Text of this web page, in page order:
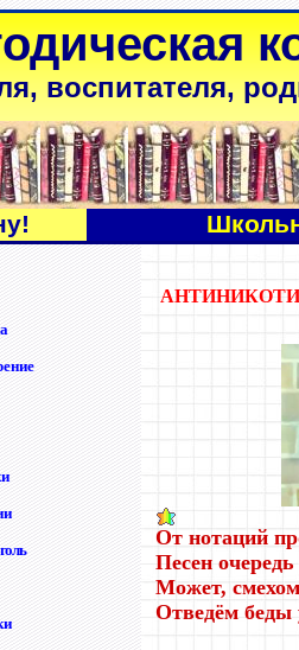
воспитателя,
От нотаций
Песен
Может,
Отведём беды